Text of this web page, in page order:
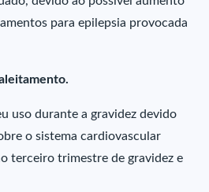
para epilepsia provocada
uso durante a gravidez devido
o sistema cardiovascular
terceiro trimestre de gravidez e